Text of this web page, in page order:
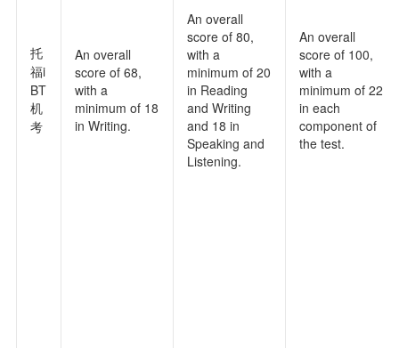
托
福i
BT
机
考
An overall
score of 68,
with a
minimum of 18
in Writing.
An overall
score of 80,
with a
minimum of 20
in Reading
and Writing
and 18 in
Speaking and
Listening.
An overall
score of 100,
with a
minimum of 22
in each
component of
the test.